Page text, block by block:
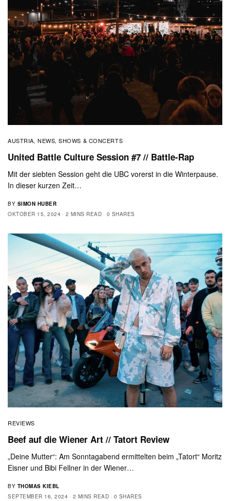
AUSTRIA, NEWS,SHOWS & CONCERTS
United Battle Culture Session #7 // Battle-Rap
Mit der siebten Session geht die UBC vorerst in die Winterpause.
In dieser kurzen Zeit…
BY SIMON HUBER
OKTOBER 15, 2024
2 MINS READ 0 SHARES
REVIEWS
Beef auf die Wiener Art // Tatort Review
„Deine Mutter“: Am Sonntagabend ermittelten beim „Tatort“ Moritz
Eisner und Bibi Fellner in der Wiener…
BY THOMAS KIEBL
SEPTEMBER 16, 2024
2 MINS READ 0 SHARES